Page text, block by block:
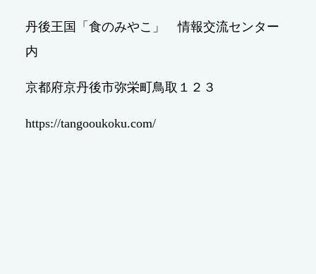
丹後王国「食のみやこ」 情報交流センター
内
京都府京丹後市弥栄町鳥取１２３
https://tangooukoku.com/